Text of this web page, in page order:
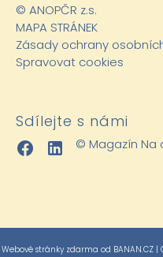
© ANOPČR z.s.
MAPA STRÁNEK
Zásady ochrany
Spravovat cookies
Sdílejte s námi
© Magazín Na
Webové stránky zdarma od BANAN.CZ|